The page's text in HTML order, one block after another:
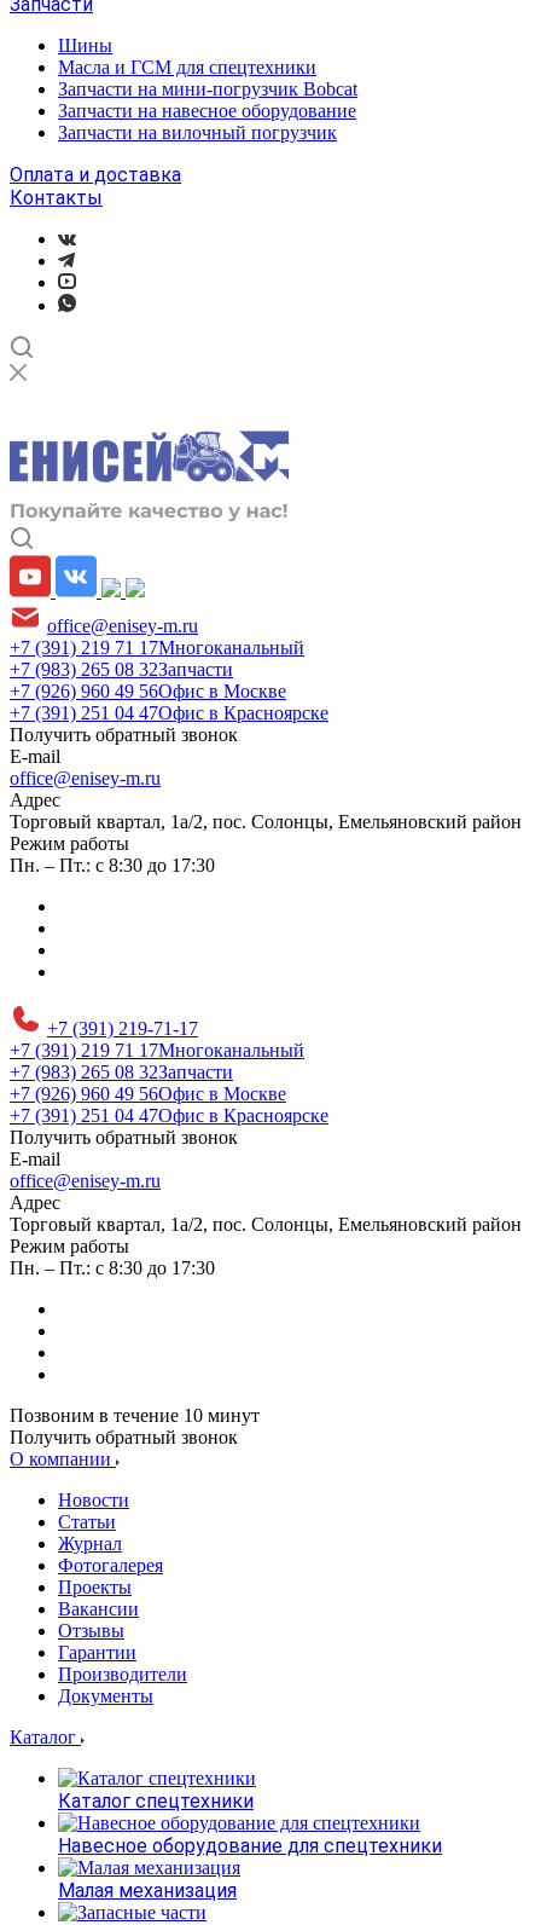
Шины
Масла и ГСМ для спецтехники
Запчасти на мини-погрузчик Bobcat
Запчасти на навесное оборудование
Запчасти на вилочный погрузчик
Оплата и доставка
Контакты
office@enisey-m.ru
+7 (391) 219 71 17Многоканальный
+7 (983) 265 08 32Запчасти
+7 (926) 960 49 56Офис в Москве
+7 (391) 251 04 47Офис в Красноярске
Получить обратный звонок
E-mail
office@enisey-m.ru
Адрес
​Торговый квартал, 1а/2, пос. Солонцы, Емельяновский район
Режим работы
Пн. – Пт.: с 8:30 до 17:30
+7 (391) 219-71-17
+7 (391) 219 71 17Многоканальный
+7 (983) 265 08 32Запчасти
+7 (926) 960 49 56Офис в Москве
+7 (391) 251 04 47Офис в Красноярске
Получить обратный звонок
E-mail
office@enisey-m.ru
Адрес
​Торговый квартал, 1а/2, пос. Солонцы, Емельяновский район
Режим работы
Пн. – Пт.: с 8:30 до 17:30
Позвоним в течение 10 минут
Получить обратный звонок
О компании
Новости
Статьи
Журнал
Фотогалерея
Проекты
Вакансии
Отзывы
Гарантии
Производители
Документы
Каталог
Каталог спецтехники
Навесное оборудование для спецтехники
Малая механизация